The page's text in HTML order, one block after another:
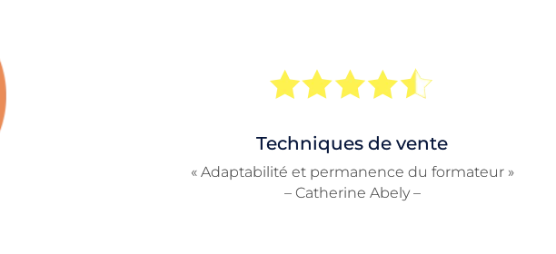
Techniques de vente
« Adaptabilité et permanence du formateur »
– Catherine Abely –